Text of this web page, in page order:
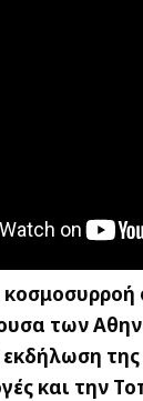
των
και την